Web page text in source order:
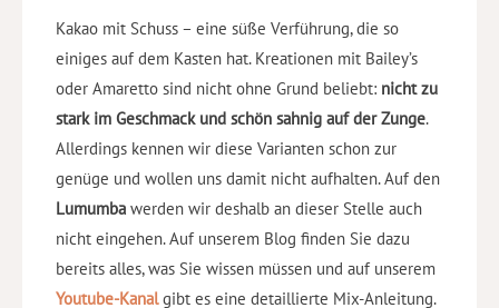
Kakao mit Schuss – eine süße Verführung, die so
einiges auf dem Kasten hat. Kreationen mit Bailey’s
oder Amaretto sind nicht ohne Grund beliebt: nicht zu
stark im Geschmack und schön sahnig auf der Zunge.
Allerdings kennen wir diese Varianten schon zur
genüge und wollen uns damit nicht aufhalten. Auf den
Lumumba werden wir deshalb an dieser Stelle auch
nicht eingehen. Auf unserem Blog finden Sie dazu
bereits alles, was Sie wissen müssen und auf unserem
Youtube-Kanalgibt es eine detaillierte Mix-Anleitung.